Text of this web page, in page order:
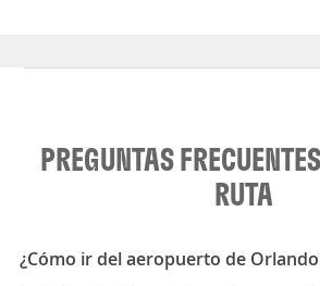
PREGUNTAS
RUTA
¿Cómo ir del aeropuerto de